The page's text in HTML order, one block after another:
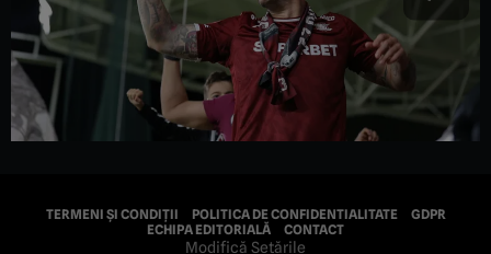
TERMENI ȘI CONDIȚII POLITICA DE CONFIDENTIALITATE
GDPR
ECHIPA EDITORIALĂ
CONTACT
Modifică Setările